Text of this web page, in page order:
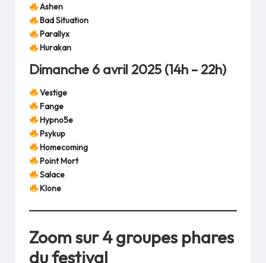
Ashen
Bad Situation
Parallyx
Hurakan
Dimanche 6 avril 2025 (14h – 22h)
Vestige
Fange
Hypno5e
Psykup
Homecoming
Point Mort
Salace
Klone
Zoom sur 4 groupes phares
du festival